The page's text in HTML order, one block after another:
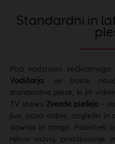
Standardni in
Pod vodstvom
Vodičarja, se boste
standardne plese, ki jih
TV showu Zvezde plešejo –
jive, paso-doble, angleški in
slowfox in tango. Poskrbeli
njihov razvoj, pridobivanje